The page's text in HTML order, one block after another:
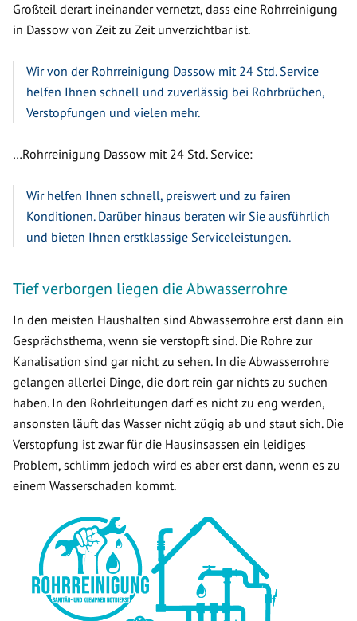
Großteil derart ineinander vernetzt, dass eine Rohrreinigung
in Dassow von Zeit zu Zeit unverzichtbar ist.
Wir von der Rohrreinigung Dassow mit 24 Std. Service
helfen Ihnen schnell und zuverlässig bei Rohrbrüchen,
Verstopfungen und vielen mehr.
…Rohrreinigung Dassow mit 24 Std. Service:
Wir helfen Ihnen schnell, preiswert und zu fairen
Konditionen. Darüber hinaus beraten wir Sie ausführlich
und bieten Ihnen erstklassige Serviceleistungen.
Tief verborgen liegen die Abwasserrohre
In den meisten Haushalten sind Abwasserrohre erst dann ein
Gesprächsthema, wenn sie verstopft sind. Die Rohre zur
Kanalisation sind gar nicht zu sehen. In die Abwasserrohre
gelangen allerlei Dinge, die dort rein gar nichts zu suchen
haben. In den Rohrleitungen darf es nicht zu eng werden,
ansonsten läuft das Wasser nicht zügig ab und staut sich. Die
Verstopfung ist zwar für die Hausinsassen ein leidiges
Problem, schlimm jedoch wird es aber erst dann, wenn es zu
einem Wasserschaden kommt.